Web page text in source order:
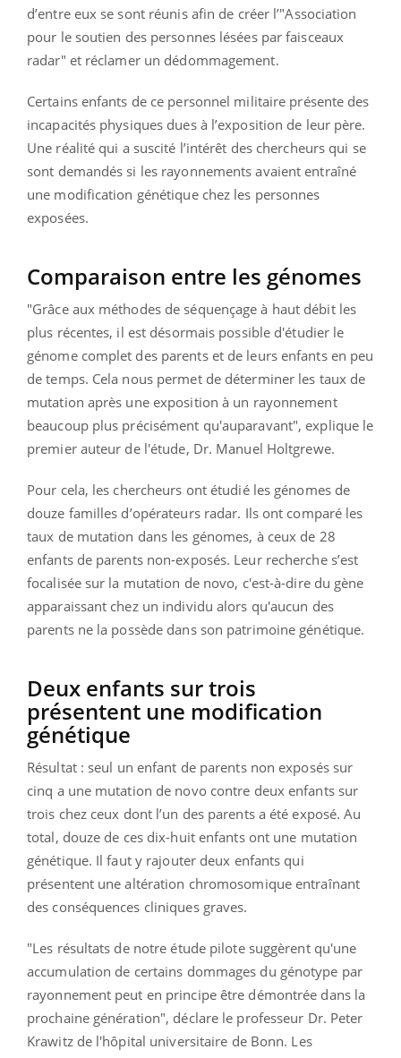
d’entre eux se sont réunis afin de créer l’"Association
pour le soutien des personnes lésées par faisceaux
radar" et réclamer un dédommagement.
Certains enfants de ce personnel militaire présente des
incapacités physiques dues à l’exposition de leur père.
Une réalité qui a suscité l’intérêt des chercheurs qui se
sont demandés si les rayonnements avaient entraîné
une modification génétique chez les personnes
exposées.
Comparaison entre les génomes
"Grâce aux méthodes de séquençage à haut débit les
plus récentes, il est désormais possible d'étudier le
génome complet des parents et de leurs enfants en peu
de temps. Cela nous permet de déterminer les taux de
mutation après une exposition à un rayonnement
beaucoup plus précisément qu'auparavant", explique le
premier auteur de l'étude, Dr. Manuel Holtgrewe.
Pour cela, les chercheurs ont étudié les génomes de
douze familles d’opérateurs radar. Ils ont comparé les
taux de mutation dans les génomes, à ceux de 28
enfants de parents non-exposés. Leur recherche s’est
focalisée sur la mutation de novo, c'est-à-dire du gène
apparaissant chez un individu alors qu'aucun des
parents ne la possède dans son patrimoine génétique.
Deux enfants sur trois
présentent une modification
génétique
Résultat : seul un enfant de parents non exposés sur
cinq a une mutation de novo contre deux enfants sur
trois chez ceux dont l’un des parents a été exposé. Au
total, douze de ces dix-huit enfants ont une mutation
génétique. Il faut y rajouter deux enfants qui
présentent une altération chromosomique entraînant
des conséquences cliniques graves.
"Les résultats de notre étude pilote suggèrent qu'une
accumulation de certains dommages du génotype par
rayonnement peut en principe être démontrée dans la
prochaine génération", déclare le professeur Dr. Peter
Krawitz de l'hôpital universitaire de Bonn. Les